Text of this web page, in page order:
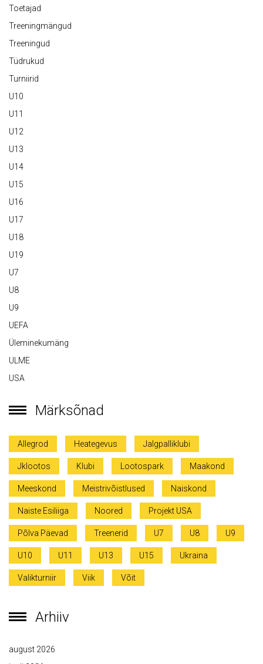
Toetajad
Treeningmängud
Treeningud
Tüdrukud
Turniirid
U10
U11
U12
U13
U14
U15
U16
U17
U18
U19
U7
U8
U9
UEFA
Üleminekumäng
ULME
USA
Märksõnad
Allegrod Heategevus Jalgpalliklubi
Jklootos Klubi Lootospark Maakond
Meeskond Meistrivõistlused Naiskond
Naiste Esiliiga Noored Projekt USA
Põlva Päevad Treenerid U7 U8 U9
U10 U11 U13 U15 Ukraina
Valikturniir Viik Võit
Arhiiv
august 2026